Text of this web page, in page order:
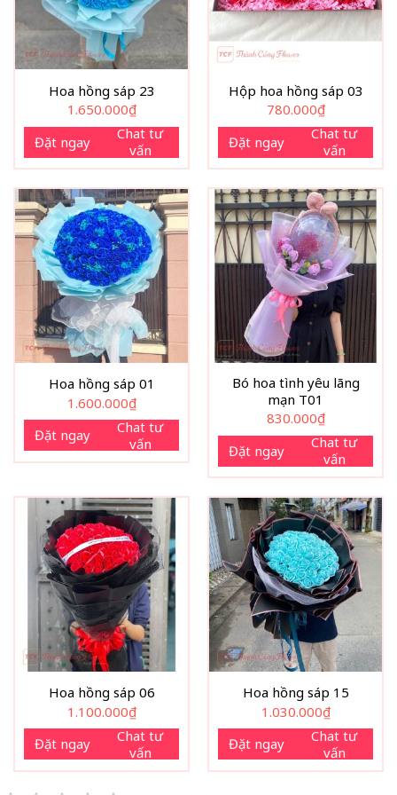
Hoa hồng sáp 23
1.650.000₫
Đặt ngay
Chat tư
vấn
Hộp hoa hồng sáp 03
780.000₫
Đặt ngay
Chat tư
vấn
Hoa hồng sáp 01
1.600.000₫
Đặt ngay
Chat tư
vấn
Bó hoa tình yêu lãng
mạn T01
830.000₫
Đặt ngay
Chat tư
vấn
Hoa hồng sáp 06
1.100.000₫
Đặt ngay
Chat tư
vấn
Hoa hồng sáp 15
1.030.000₫
Đặt ngay
Chat tư
vấn